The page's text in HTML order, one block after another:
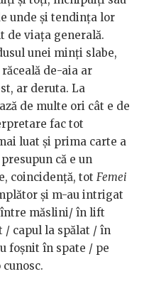
unde și tendința lor
de viața generală.
unei minți slabe,
de-aia ar
ar deruta. La
de multe ori cât e de
fac tot
luat și prima carte a
că e un
coincidență, tot Femei
și m-au intrigat
între măslini/ în lift
/ capul la spălat / în
foșnit în spate / pe
cunosc.